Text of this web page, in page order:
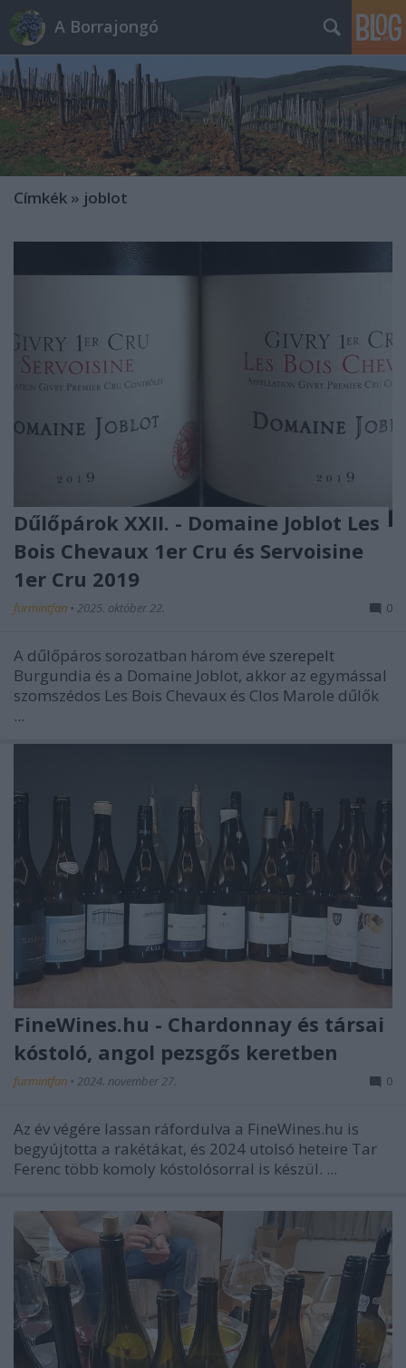
A Borrajongó
Címkék » joblot
Dűlőpárok XXII. - Domaine Joblot Les
Bois Chevaux 1er Cru és Servoisine
1er Cru 2019
furmintfan • 2025. október 22. 0
A dűlőpáros sorozatban három éve szerepelt
Burgundia és a Domaine Joblot, akkor az egymással
szomszédos Les Bois Chevaux és Clos Marole dűlők
...
FineWines.hu - Chardonnay és társai
kóstoló, angol pezsgős keretben
furmintfan • 2024. november 27. 0
Az év végére lassan ráfordulva a FineWines.hu is
begyújtotta a rakétákat, és 2024 utolsó heteire Tar
Ferenc több komoly kóstolósorral is készül. ...